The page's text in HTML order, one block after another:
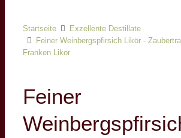
Startseite
Exzellente Destillate
Feiner Weinbergspfirsich Likör -
Franken Likör
Feiner